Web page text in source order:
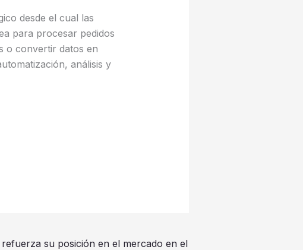
desde el cual las
para procesar pedidos
o convertir datos en
análisis y
refuerza su posición en el mercado en el